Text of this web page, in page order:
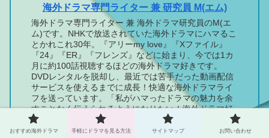
海外ドラマ専門ライター 兼 研究員 M(エム)
海外ドラマ専門ライター 兼 海外ドラマ研究員のM(エ
ム)です。NHKで放送されていた海外ドラマにハマるこ
とかれこれ30年。『アリーmy love』『Xファイル』
『24』『ER』『フレンズ』などに始まり、今では1カ
月に約100話視聴するほどの海外ドラマ好きです。
DVDレンタルを脱却し、最近では苦手だった動画配信
サービスを使えるまでに成長！快適な海外ドラマライ
フを送っています。「私がハマったドラマの魅力を余
すことなく伝えられるようになりたい！海外ドラマ好
きを増やしたい！」という思いで活動しています。※
当メディアはプロモーションを含みます。アマゾンア
おすすめ海外ドラマ 手軽にドラマを見る方法 サイトマップ お問い合わせ